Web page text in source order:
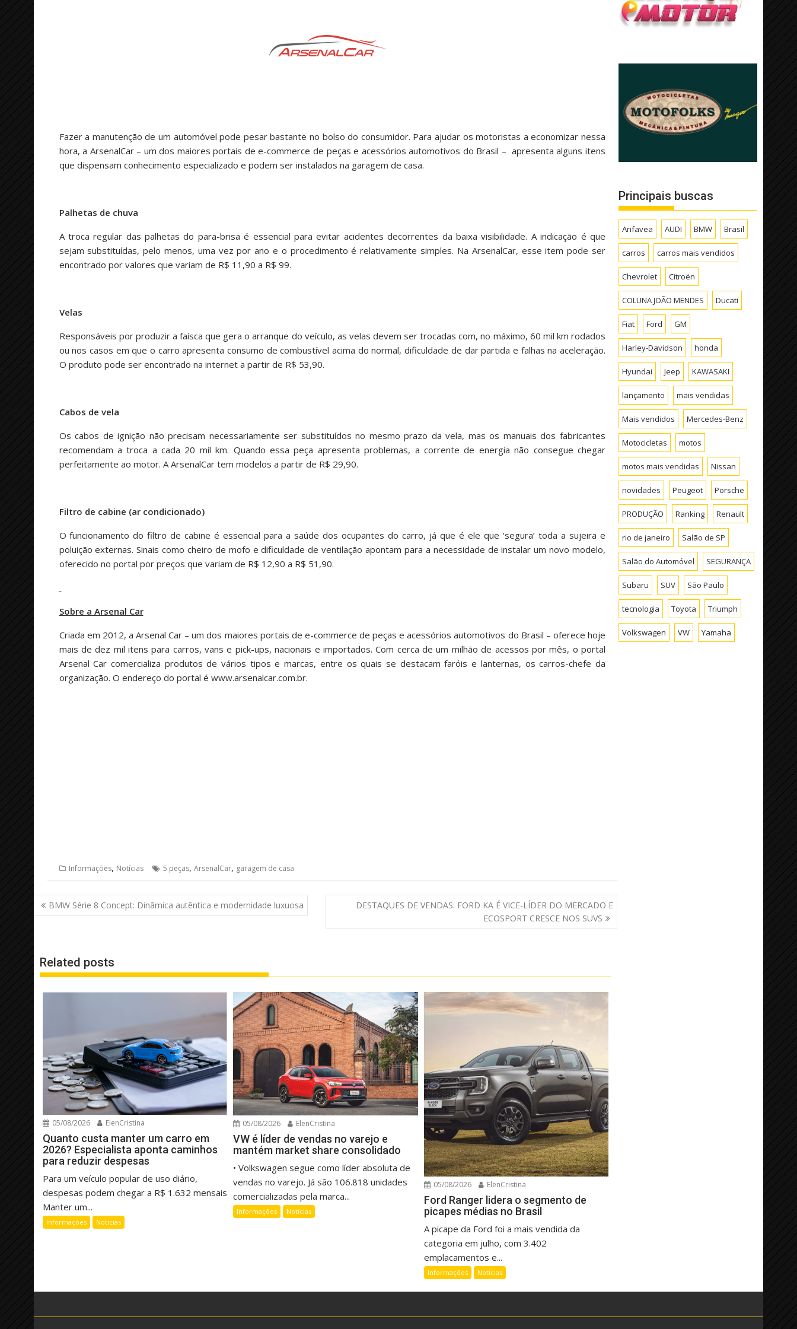
Fazer a manutenção de um automóvel pode pesar bastante no bolso do consumidor. Para ajudar os motoristas a economizar nessa
hora, a ArsenalCar – um dos maiores portais de e-commerce de peças e acessórios automotivos do Brasil – apresenta alguns itens
que dispensam conhecimento especializado e podem ser instalados na garagem de casa.
Palhetas de chuva
A troca regular das palhetas do para-brisa é essencial para evitar acidentes decorrentes da baixa visibilidade. A indicação é que
sejam substituídas, pelo menos, uma vez por ano e o procedimento é relativamente simples. Na ArsenalCar, esse item pode ser
encontrado por valores que variam de R$ 11,90 a R$ 99.
Velas
Responsáveis por produzir a faísca que gera o arranque do veículo, as velas devem ser trocadas com, no máximo, 60 mil km rodados
ou nos casos em que o carro apresenta consumo de combustível acima do normal, dificuldade de dar partida e falhas na aceleração.
O produto pode ser encontrado na internet a partir de R$ 53,90.
Cabos de vela
Os cabos de ignição não precisam necessariamente ser substituídos no mesmo prazo da vela, mas os manuais dos fabricantes
recomendam a troca a cada 20 mil km. Quando essa peça apresenta problemas, a corrente de energia não consegue chegar
perfeitamente ao motor. A ArsenalCar tem modelos a partir de R$ 29,90.
Filtro de cabine (ar condicionado)
O funcionamento do filtro de cabine é essencial para a saúde dos ocupantes do carro, já que é ele que ‘segura’ toda a sujeira e
poluição externas. Sinais como cheiro de mofo e dificuldade de ventilação apontam para a necessidade de instalar um novo modelo,
oferecido no portal por preços que variam de R$ 12,90 a R$ 51,90.
Sobre a Arsenal Car
Criada em 2012, a Arsenal Car – um dos maiores portais de e-commerce de peças e acessórios automotivos do Brasil – oferece hoje
mais de dez mil itens para carros, vans e pick-ups, nacionais e importados. Com cerca de um milhão de acessos por mês, o portal
Arsenal Car comercializa produtos de vários tipos e marcas, entre os quais se destacam faróis e lanternas, os carros-chefe da
organização. O endereço do portal é www.arsenalcar.com.br.
Informações, Notícias 5 peças, ArsenalCar, garagem de casa
Navegação
de
BMW Série 8 Concept: Dinâmica autêntica e modernidade luxuosa
DESTAQUES DE VENDAS: FORD KA É VICE-LÍDER DO MERCADO E
ECOSPORT CRESCE NOS SUVS
Related posts
05/08/2026 ElenCristina
Quanto custa manter um carro em
2026? Especialista aponta caminhos
para reduzir despesas
Para um veículo popular de uso diário,
despesas podem chegar a R$ 1.632 mensais
Manter um...
Informações Notícias
05/08/2026 ElenCristina
VW é líder de vendas no varejo e
mantém market share consolidado
• Volkswagen segue como líder absoluta de
vendas no varejo. Já são 106.818 unidades
comercializadas pela marca...
Informações Notícias
05/08/2026 ElenCristina
Ford Ranger lidera o segmento de
picapes médias no Brasil
A picape da Ford foi a mais vendida da
categoria em julho, com 3.402
emplacamentos e...
Informações Notícias
Principais buscas
Anfavea AUDI BMW Brasil
carros carros mais vendidos
Chevrolet Citroën
COLUNA JOÃO MENDES Ducati
Fiat Ford GM
Harley-Davidson honda
Hyundai Jeep KAWASAKI
lançamento mais vendidas
Mais vendidos Mercedes-Benz
Motocicletas motos
motos mais vendidas Nissan
novidades Peugeot Porsche
PRODUÇÃO Ranking Renault
rio de janeiro Salão de SP
Salão do Automóvel SEGURANÇA
Subaru SUV São Paulo
tecnologia Toyota Triumph
Volkswagen VW Yamaha